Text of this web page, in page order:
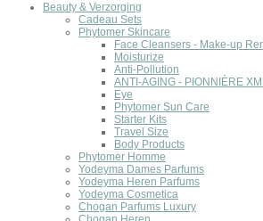
Beauty & Verzorging
Cadeau Sets
Phytomer Skincare
Face Cleansers - Make-up
Moisturize
Anti-Pollution
ANTI-AGING - PIONNIÈRE
Eye
Phytomer Sun Care
Starter Kits
Travel Size
Body Products
Phytomer Homme
Yodeyma Dames Parfums
Yodeyma Heren Parfums
Yodeyma Cosmetica
Chogan Parfums Luxury